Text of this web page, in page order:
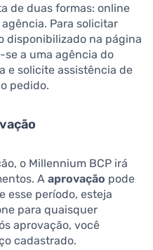
de duas formas: online
Para solicitar
disponibilizado na página
a uma agência do
e solicite assistência de
pedido.
o Millennium BCP irá
A aprovação pode
esse período, esteja
para quaisquer
aprovação, você
cadastrado.